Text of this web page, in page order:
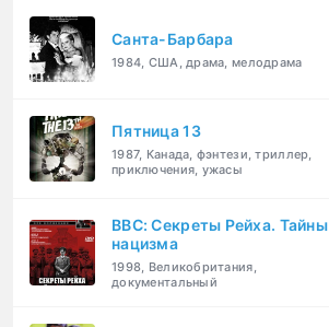
Санта-Барбара
1984, США, драма, мелодрама
Пятница 13
1987, Канада, фэнтези, триллер,
приключения, ужасы
BBC: Секреты Рейха. Тайны
нацизма
1998, Великобритания,
документальный